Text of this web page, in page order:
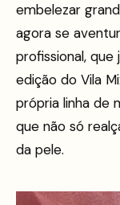
embelezar
agora se
profissional, que
edição do Vila
própria linha de
que não só
da pele.